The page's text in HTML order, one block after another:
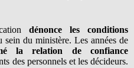
dénonce les conditions
sein du ministère. Les années de
la relation de confiance
des personnels et les décideurs.